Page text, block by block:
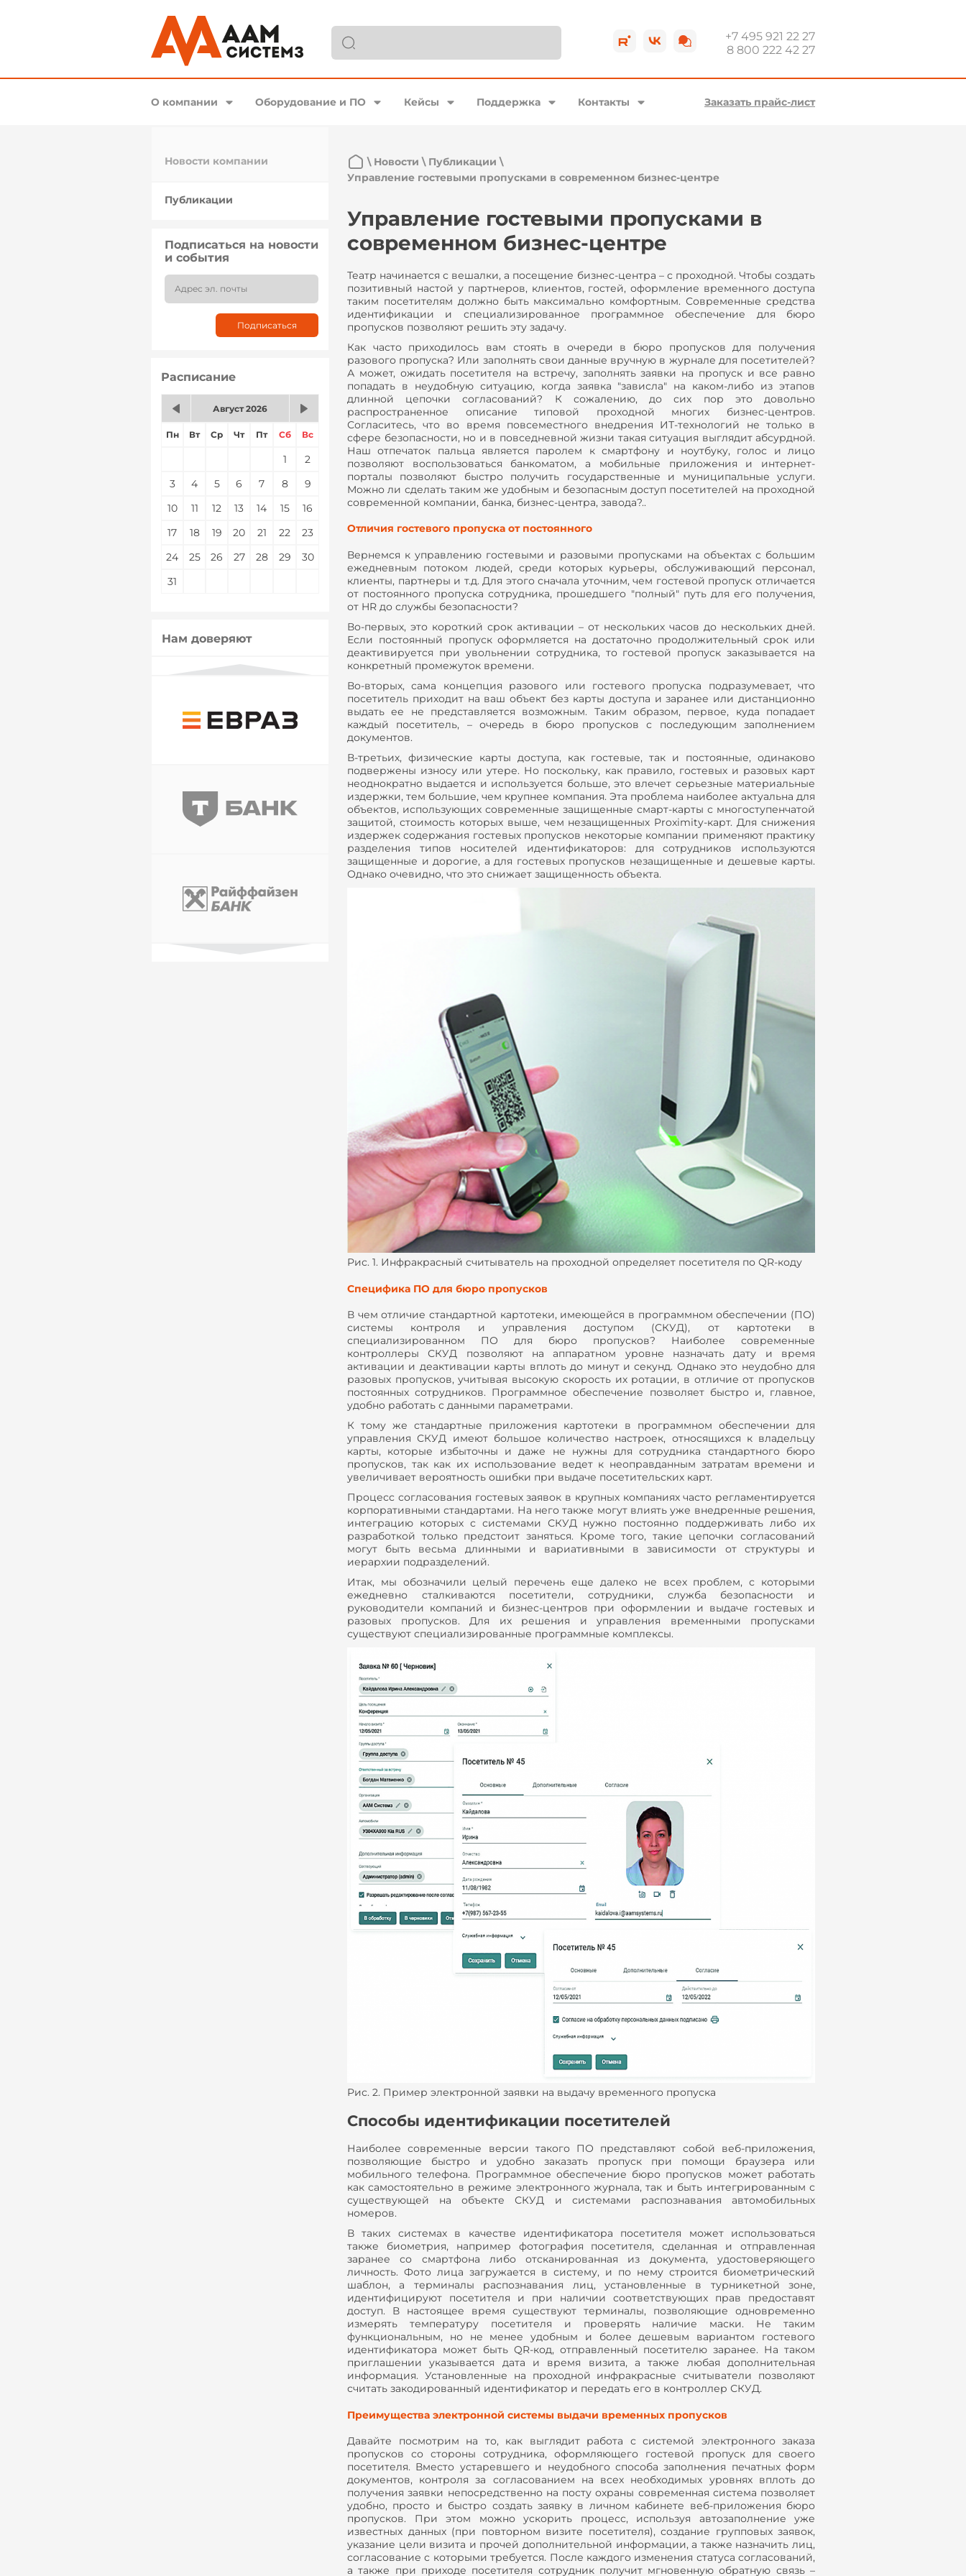
+7 495 921 22 27
8 800 222 42 27
О компании Оборудование и ПО Кейсы Поддержка Контакты Заказать прайс-лист
Новости компании
Публикации
Подписаться на новости
и события
Расписание
Август 2026
Пн Вт Ср Чт Пт Сб Вс
1
2
3
4 5 6 7 8
9
10
11 12 13 14 15
16
17
18 19 20 21 22
23
24
25 26 27 28 29
30
31
Нам доверяют
\ Новости \ Публикации \
Управление гостевыми пропусками в современном бизнес-центре
Управление гостевыми пропусками в
современном бизнес-центре
Театр начинается с вешалки, а посещение бизнес-центра – с проходной. Чтобы создать
позитивный настой у партнеров, клиентов, гостей, оформление временного доступа
таким посетителям должно быть максимально комфортным. Современные средства
идентификации и специализированное программное обеспечение для бюро
пропусков позволяют решить эту задачу.
Как часто приходилось вам стоять в очереди в бюро пропусков для получения
разового пропуска? Или заполнять свои данные вручную в журнале для посетителей?
А может, ожидать посетителя на встречу, заполнять заявки на пропуск и все равно
попадать в неудобную ситуацию, когда заявка "зависла" на каком-либо из этапов
длинной цепочки согласований? К сожалению, до сих пор это довольно
распространенное описание типовой проходной многих бизнес-центров.
Согласитесь, что во время повсеместного внедрения ИТ-технологий не только в
сфере безопасности, но и в повседневной жизни такая ситуация выглядит абсурдной.
Наш отпечаток пальца является паролем к смартфону и ноутбуку, голос и лицо
позволяют воспользоваться банкоматом, а мобильные приложения и интернет-
порталы позволяют быстро получить государственные и муниципальные услуги.
Можно ли сделать таким же удобным и безопасным доступ посетителей на проходной
современной компании, банка, бизнес-центра, завода?..
Отличия гостевого пропуска от постоянного
Вернемся к управлению гостевыми и разовыми пропусками на объектах с большим
ежедневным потоком людей, среди которых курьеры, обслуживающий персонал,
клиенты, партнеры и т.д. Для этого сначала уточним, чем гостевой пропуск отличается
от постоянного пропуска сотрудника, прошедшего "полный" путь для его получения,
от HR до службы безопасности?
Во-первых, это короткий срок активации – от нескольких часов до нескольких дней.
Если постоянный пропуск оформляется на достаточно продолжительный срок или
деактивируется при увольнении сотрудника, то гостевой пропуск заказывается на
конкретный промежуток времени.
Во-вторых, сама концепция разового или гостевого пропуска подразумевает, что
посетитель приходит на ваш объект без карты доступа и заранее или дистанционно
выдать ее не представляется возможным. Таким образом, первое, куда попадает
каждый посетитель, – очередь в бюро пропусков с последующим заполнением
документов.
В-третьих, физические карты доступа, как гостевые, так и постоянные, одинаково
подвержены износу или утере. Но поскольку, как правило, гостевых и разовых карт
неоднократно выдается и используется больше, это влечет серьезные материальные
издержки, тем большие, чем крупнее компания. Эта проблема наиболее актуальна для
объектов, использующих современные защищенные смарт-карты с многоступенчатой
защитой, стоимость которых выше, чем незащищенных Proximity-карт. Для снижения
издержек содержания гостевых пропусков некоторые компании применяют практику
разделения типов носителей идентификаторов: для сотрудников используются
защищенные и дорогие, а для гостевых пропусков незащищенные и дешевые карты.
Однако очевидно, что это снижает защищенность объекта.
Рис. 1. Инфракрасный считыватель на проходной определяет посетителя по QR-коду
Специфика ПО для бюро пропусков
В чем отличие стандартной картотеки, имеющейся в программном обеспечении (ПО)
системы контроля и управления доступом (СКУД), от картотеки в
специализированном ПО для бюро пропусков? Наиболее современные
контроллеры СКУД позволяют на аппаратном уровне назначать дату и время
активации и деактивации карты вплоть до минут и секунд. Однако это неудобно для
разовых пропусков, учитывая высокую скорость их ротации, в отличие от пропусков
постоянных сотрудников. Программное обеспечение позволяет быстро и, главное,
удобно работать с данными параметрами.
К тому же стандартные приложения картотеки в программном обеспечении для
управления СКУД имеют большое количество настроек, относящихся к владельцу
карты, которые избыточны и даже не нужны для сотрудника стандартного бюро
пропусков, так как их использование ведет к неоправданным затратам времени и
увеличивает вероятность ошибки при выдаче посетительских карт.
Процесс согласования гостевых заявок в крупных компаниях часто регламентируется
корпоративными стандартами. На него также могут влиять уже внедренные решения,
интеграцию которых с системами СКУД нужно постоянно поддерживать либо их
разработкой только предстоит заняться. Кроме того, такие цепочки согласований
могут быть весьма длинными и вариативными в зависимости от структуры и
иерархии подразделений.
Итак, мы обозначили целый перечень еще далеко не всех проблем, с которыми
ежедневно сталкиваются посетители, сотрудники, служба безопасности и
руководители компаний и бизнес-центров при оформлении и выдаче гостевых и
разовых пропусков. Для их решения и управления временными пропусками
существуют специализированные программные комплексы.
Рис. 2. Пример электронной заявки на выдачу временного пропуска
Способы идентификации посетителей
Наиболее современные версии такого ПО представляют собой веб-приложения,
позволяющие быстро и удобно заказать пропуск при помощи браузера или
мобильного телефона. Программное обеспечение бюро пропусков может работать
как самостоятельно в режиме электронного журнала, так и быть интегрированным с
существующей на объекте СКУД и системами распознавания автомобильных
номеров.
В таких системах в качестве идентификатора посетителя может использоваться
также биометрия, например фотография посетителя, сделанная и отправленная
заранее со смартфона либо отсканированная из документа, удостоверяющего
личность. Фото лица загружается в систему, и по нему строится биометрический
шаблон, а терминалы распознавания лиц, установленные в турникетной зоне,
идентифицируют посетителя и при наличии соответствующих прав предоставят
доступ. В настоящее время существуют терминалы, позволяющие одновременно
измерять температуру посетителя и проверять наличие маски. Не таким
функциональным, но не менее удобным и более дешевым вариантом гостевого
идентификатора может быть QR-код, отправленный посетителю заранее. На таком
приглашении указывается дата и время визита, а также любая дополнительная
информация. Установленные на проходной инфракрасные считыватели позволяют
считать закодированный идентификатор и передать его в контроллер СКУД.
Преимущества электронной системы выдачи временных пропусков
Давайте посмотрим на то, как выглядит работа с системой электронного заказа
пропусков со стороны сотрудника, оформляющего гостевой пропуск для своего
посетителя. Вместо устаревшего и неудобного способа заполнения печатных форм
документов, контроля за согласованием на всех необходимых уровнях вплоть до
получения заявки непосредственно на посту охраны современная система позволяет
удобно, просто и быстро создать заявку в личном кабинете веб-приложения бюро
пропусков. При этом можно ускорить процесс, используя автозаполнение уже
известных данных (при повторном визите посетителя), создание групповых заявок,
указание цели визита и прочей дополнительной информации, а также назначить лиц,
согласование с которыми требуется. После каждого изменения статуса согласований,
а также при приходе посетителя сотрудник получит мгновенную обратную связь –